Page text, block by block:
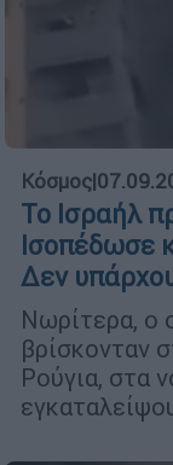
Κόσμος|
Το Ισραήλ
Ισοπέδωσε
Δεν
Νωρίτερα, ο
βρίσκονταν
Ρούγια, στα